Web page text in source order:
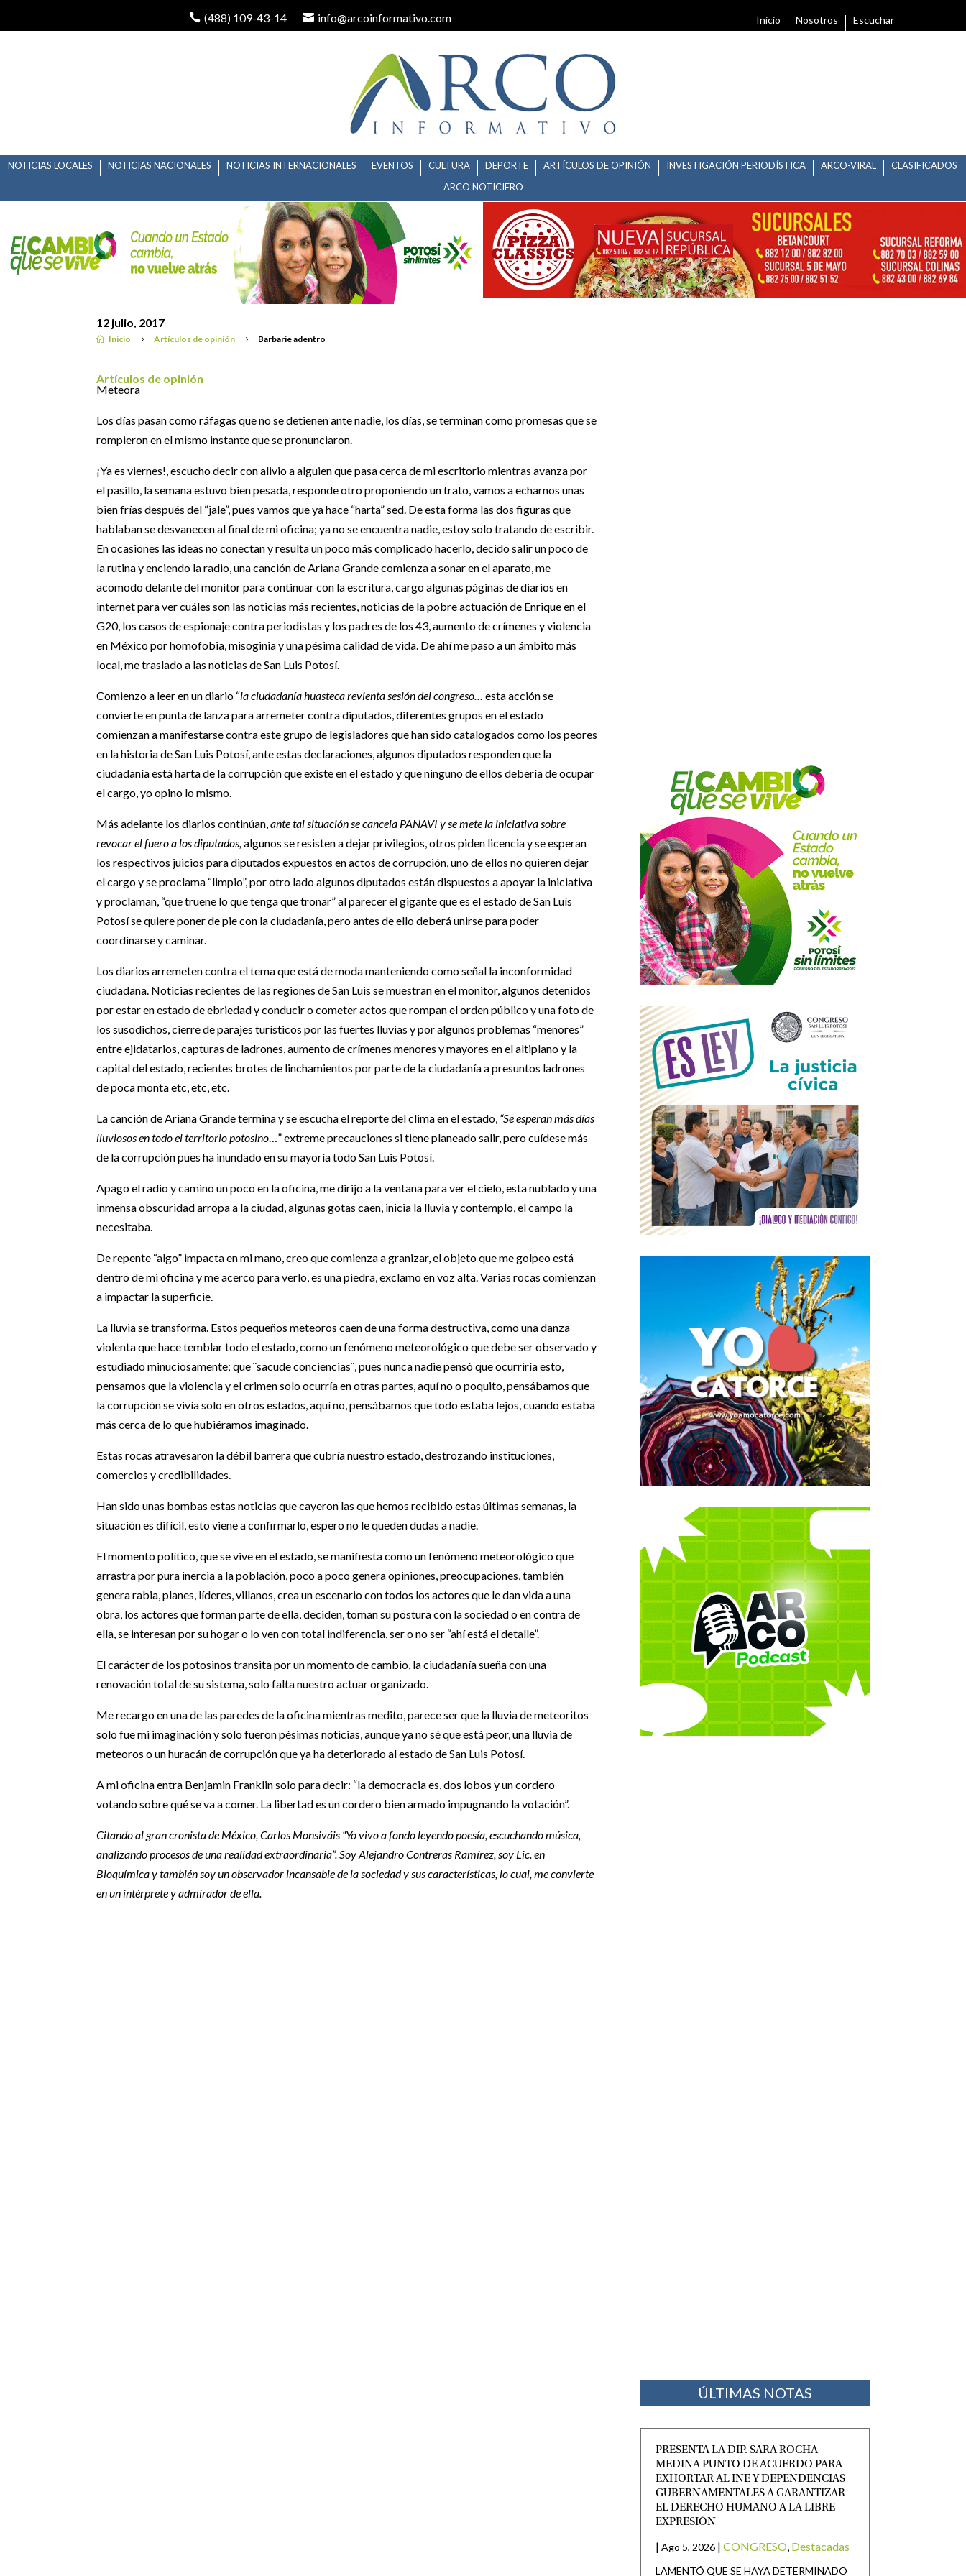
(488) 109-43-14 info@arcoinformativo.com Inicio Nosotros Escuchar
NOTICIAS LOCALES NOTICIAS NACIONALES NOTICIAS INTERNACIONALES EVENTOS CULTURA DEPORTE ARTÍCULOS DE OPINIÓN INVESTIGACIÓN PERIODÍSTICA ARCO-VIRAL
CLASIFICADOS
ARCO NOTICIERO
 Inicio 5 Artículos de opinión 5 Barbarie adentro
BARBARIE ADENTRO
Artículos de opinión
12 julio, 2017
Meteora
Los días pasan como ráfagas que no se detienen ante nadie, los días, se terminan como promesas que se
rompieron en el mismo instante que se pronunciaron.
¡Ya es viernes!, escucho decir con alivio a alguien que pasa cerca de mi escritorio mientras avanza por
el pasillo, la semana estuvo bien pesada, responde otro proponiendo un trato, vamos a echarnos unas
bien frías después del “jale”, pues vamos que ya hace “harta” sed. De esta forma las dos figuras que
hablaban se desvanecen al final de mi oficina; ya no se encuentra nadie, estoy solo tratando de escribir.
En ocasiones las ideas no conectan y resulta un poco más complicado hacerlo, decido salir un poco de
la rutina y enciendo la radio, una canción de Ariana Grande comienza a sonar en el aparato, me
acomodo delante del monitor para continuar con la escritura, cargo algunas páginas de diarios en
internet para ver cuáles son las noticias más recientes, noticias de la pobre actuación de Enrique en el
G20, los casos de espionaje contra periodistas y los padres de los 43, aumento de crímenes y violencia
en México por homofobia, misoginia y una pésima calidad de vida. De ahí me paso a un ámbito más
local, me traslado a las noticias de San Luis Potosí.
Comienzo a leer en un diario “la ciudadanía huasteca revienta sesión del congreso…esta acción se
convierte en punta de lanza para arremeter contra diputados, diferentes grupos en el estado
comienzan a manifestarse contra este grupo de legisladores que han sido catalogados como los peores
en la historia de San Luis Potosí, ante estas declaraciones, algunos diputados responden que la
ciudadanía está harta de la corrupción que existe en el estado y que ninguno de ellos debería de ocupar
el cargo, yo opino lo mismo.
Más adelante los diarios continúan,ante tal situación se cancela PANAVI y se mete la iniciativa sobre
revocar el fuero a los diputados,algunos se resisten a dejar privilegios, otros piden licencia y se esperan
los respectivos juicios para diputados expuestos en actos de corrupción, uno de ellos no quieren dejar
el cargo y se proclama “limpio”, por otro lado algunos diputados están dispuestos a apoyar la iniciativa
y proclaman, “que truene lo que tenga que tronar” al parecer el gigante que es el estado de San Luís
Potosí se quiere poner de pie con la ciudadanía, pero antes de ello deberá unirse para poder
coordinarse y caminar.
Los diarios arremeten contra el tema que está de moda manteniendo como señal la inconformidad
ciudadana. Noticias recientes de las regiones de San Luis se muestran en el monitor, algunos detenidos
por estar en estado de ebriedad y conducir o cometer actos que rompan el orden público y una foto de
los susodichos, cierre de parajes turísticos por las fuertes lluvias y por algunos problemas “menores”
entre ejidatarios, capturas de ladrones, aumento de crímenes menores y mayores en el altiplano y la
capital del estado, recientes brotes de linchamientos por parte de la ciudadanía a presuntos ladrones
de poca monta etc, etc, etc.
La canción de Ariana Grande termina y se escucha el reporte del clima en el estado, “Se esperan más días
lluviosos en todo el territorio potosino …” extreme precauciones si tiene planeado salir, pero cuídese más
de la corrupción pues ha inundado en su mayoría todo San Luis Potosí.
Apago el radio y camino un poco en la oficina, me dirijo a la ventana para ver el cielo, esta nublado y una
inmensa obscuridad arropa a la ciudad, algunas gotas caen, inicia la lluvia y contemplo, el campo la
necesitaba.
De repente “algo” impacta en mi mano, creo que comienza a granizar, el objeto que me golpeo está
dentro de mi oficina y me acerco para verlo, es una piedra, exclamo en voz alta. Varias rocas comienzan
a impactar la superficie.
La lluvia se transforma. Estos pequeños meteoros caen de una forma destructiva, como una danza
violenta que hace temblar todo el estado, como un fenómeno meteorológico que debe ser observado y
estudiado minuciosamente; que ¨sacude conciencias¨, pues nunca nadie pensó que ocurriría esto,
pensamos que la violencia y el crimen solo ocurría en otras partes, aquí no o poquito, pensábamos que
la corrupción se vivía solo en otros estados, aquí no, pensábamos que todo estaba lejos, cuando estaba
más cerca de lo que hubiéramos imaginado.
Estas rocas atravesaron la débil barrera que cubría nuestro estado, destrozando instituciones,
comercios y credibilidades.
Han sido unas bombas estas noticias que cayeron las que hemos recibido estas últimas semanas, la
situación es difícil, esto viene a confirmarlo, espero no le queden dudas a nadie.
El momento político, que se vive en el estado, se manifiesta como un fenómeno meteorológico que
arrastra por pura inercia a la población, poco a poco genera opiniones, preocupaciones, también
genera rabia, planes, líderes, villanos, crea un escenario con todos los actores que le dan vida a una
obra, los actores que forman parte de ella, deciden, toman su postura con la sociedad o en contra de
ella, se interesan por su hogar o lo ven con total indiferencia, ser o no ser “ahí está el detalle”.
El carácter de los potosinos transita por un momento de cambio, la ciudadanía sueña con una
renovación total de su sistema, solo falta nuestro actuar organizado.
Me recargo en una de las paredes de la oficina mientras medito, parece ser que la lluvia de meteoritos
solo fue mi imaginación y solo fueron pésimas noticias, aunque ya no sé que está peor, una lluvia de
meteoros o un huracán de corrupción que ya ha deteriorado al estado de San Luis Potosí.
A mi oficina entra Benjamin Franklin solo para decir: “la democracia es, dos lobos y un cordero
votando sobre qué se va a comer. La libertad es un cordero bien armado impugnando la votación”.
Citando al gran cronista de México, Carlos Monsiváis “Yo vivo a fondo leyendo poesía, escuchando música,
analizando procesos de una realidad extraordinaria”. Soy Alejandro Contreras Ramírez, soy Lic. en
Bioquímica y también soy un observador incansable de la sociedad y sus características, lo cual, me convierte
en un intérprete y admirador de ella.
ÚLTIMAS NOTAS
PRESENTA LA DIP. SARA ROCHA
MEDINA PUNTO DE ACUERDO PARA
EXHORTAR AL INE Y DEPENDENCIAS
GUBERNAMENTALES A GARANTIZAR
EL DERECHO HUMANO A LA LIBRE
EXPRESIÓN
| Ago 5, 2026 | CONGRESO, Destacadas
LAMENTÓ QUE SE HAYA DETERMINADO